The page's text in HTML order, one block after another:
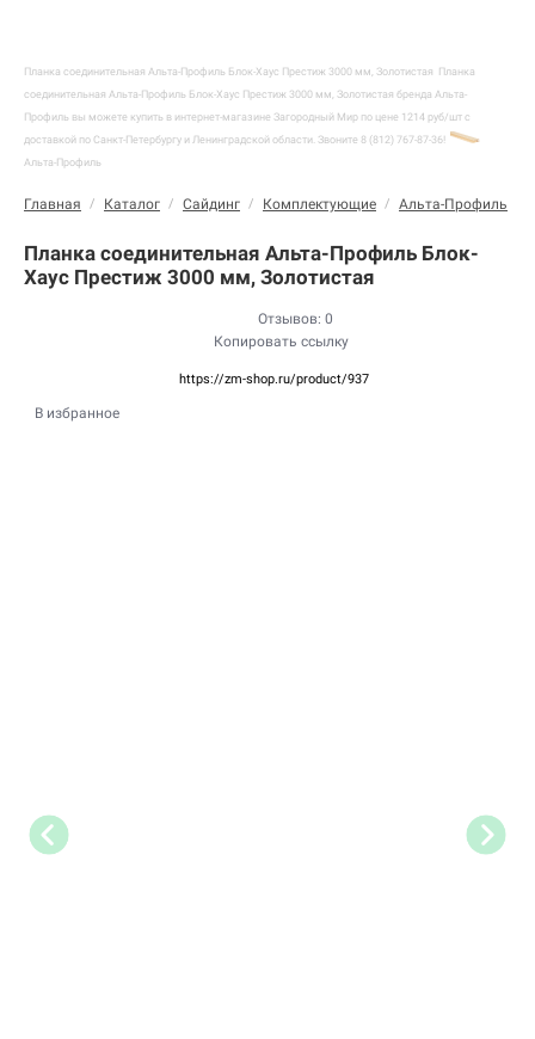
Планка соединительная Альта-Профиль Блок-Хаус Престиж 3000 мм, Золотистая
Планка
соединительная Альта-Профиль Блок-Хаус Престиж 3000 мм, Золотистая бренда Альта-
Профиль вы можете купить в интернет-магазине Загородный Мир по цене 1214 руб/шт с
доставкой по Санкт-Петербургу и Ленинградской области. Звоните 8 (812) 767-87-36!
Альта-Профиль
Главная / Каталог / Сайдинг / Комплектующие / Альта-Профиль
Планка соединительная Альта-Профиль Блок-
Хаус Престиж 3000 мм, Золотистая
Отзывов: 0
Копировать ссылку
https://zm-shop.ru/product/937
В избранное